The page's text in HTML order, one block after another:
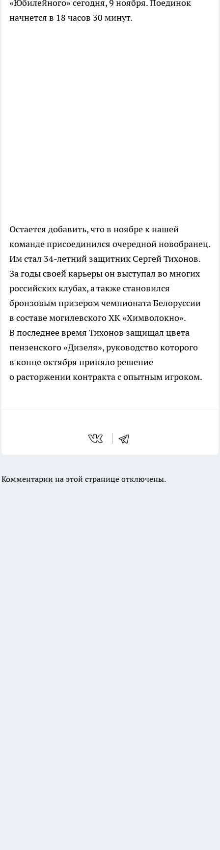
«Юбилейного» сегодня, 9 ноября. Поединок
начнется в 18 часов 30 минут.
Остается добавить, что в ноябре к нашей
команде присоединился очередной новобранец.
Им стал 34-летний защитник Сергей Тихонов.
За годы своей карьеры он выступал во многих
российских клубах, а также становился
бронзовым призером чемпионата Белоруссии
в составе могилевского ХК «Химволокно».
В последнее время Тихонов защищал цвета
пензенского «Дизеля», руководство которого
в конце октября приняло решение
о расторжении контракта с опытным игроком.
Комментарии на этой странице отключены.